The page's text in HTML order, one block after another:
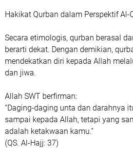
Hakikat Qurban dalam Perspektif Al-
Secara etimologis, qurban berasal
berarti dekat. Dengan demikian,
mendekatkan diri kepada Allah
dan jiwa.
Allah SWT berfirman:
“Daging-daging unta dan darahnya
sampai kepada Allah, tetapi yang
adalah ketakwaan kamu.”
(QS. Al-Hajj: 37)